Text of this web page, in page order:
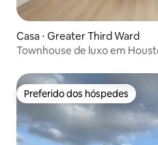
Casa ⋅ Greater Third Ward
Townhouse de luxo em
Preferido dos hóspedes
Preferido dos hóspedes